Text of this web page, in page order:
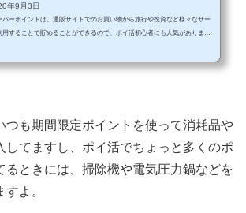
年9月3日
パーポイントは、通販サイトでのお買い物から旅行や投資など様々なサー
用することで貯めることができるので、ポイ活初心者にも人気がありま
つも期間限定ポイントを使って消耗品や
してますし、ポイ活でちょっと多くのポ
るときには、掃除機や電気圧力鍋などを
よ。